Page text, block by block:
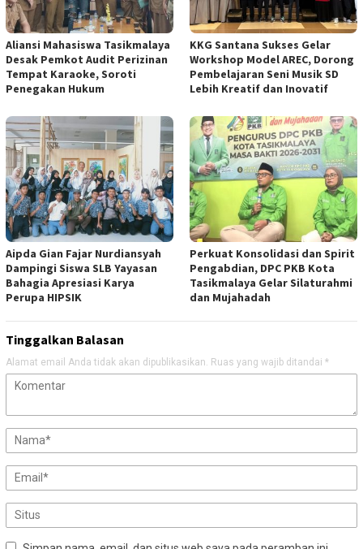
Aliansi Mahasiswa Tasikmalaya
Desak Pemkot Audit Perizinan
Tempat Karaoke, Soroti
Penegakan Hukum
KKG Santana Sukses Gelar
Workshop Model AREC, Dorong
Pembelajaran Seni Musik SD
Lebih Kreatif dan Inovatif
Aipda Gian Fajar Nurdiansyah
Dampingi Siswa SLB Yayasan
Bahagia Apresiasi Karya
Perupa HIPSIK
Perkuat Konsolidasi dan Spirit
Pengabdian, DPC PKB Kota
Tasikmalaya Gelar Silaturahmi
dan Mujahadah
Tinggalkan Balasan
Alamat email Anda tidak akan dipublikasikan. Ruas yang wajib ditandai *